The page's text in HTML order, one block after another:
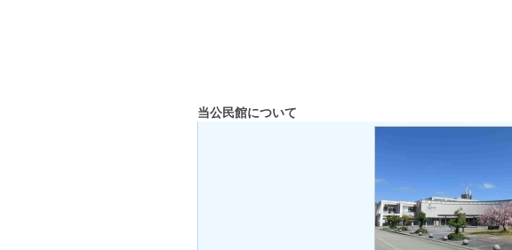
当公民館について